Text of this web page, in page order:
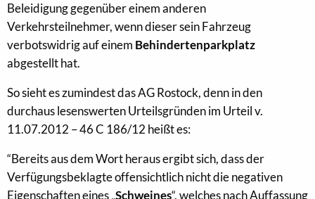
Beleidigung gegenüber einem anderen
Verkehrsteilnehmer, wenn dieser sein Fahrzeug
verbotswidrig auf einem Behindertenparkplatz
abgestellt hat.
So sieht es zumindest das AG Rostock, denn in den
durchaus lesenswerten Urteilsgründen im Urteil v.
11.07.2012 – 46 C 186/12 heißt es:
“Bereits aus dem Wort heraus ergibt sich, dass der
Verfügungsbeklagte offensichtlich nicht die negativen
Eigenschaften eines „Schweines“, welches nach Auffassung